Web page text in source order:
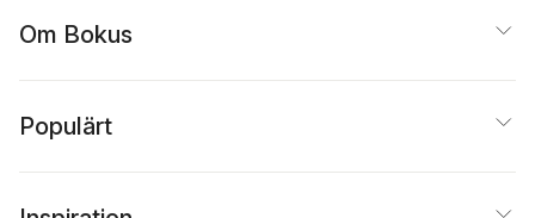
Om Bokus
Populärt